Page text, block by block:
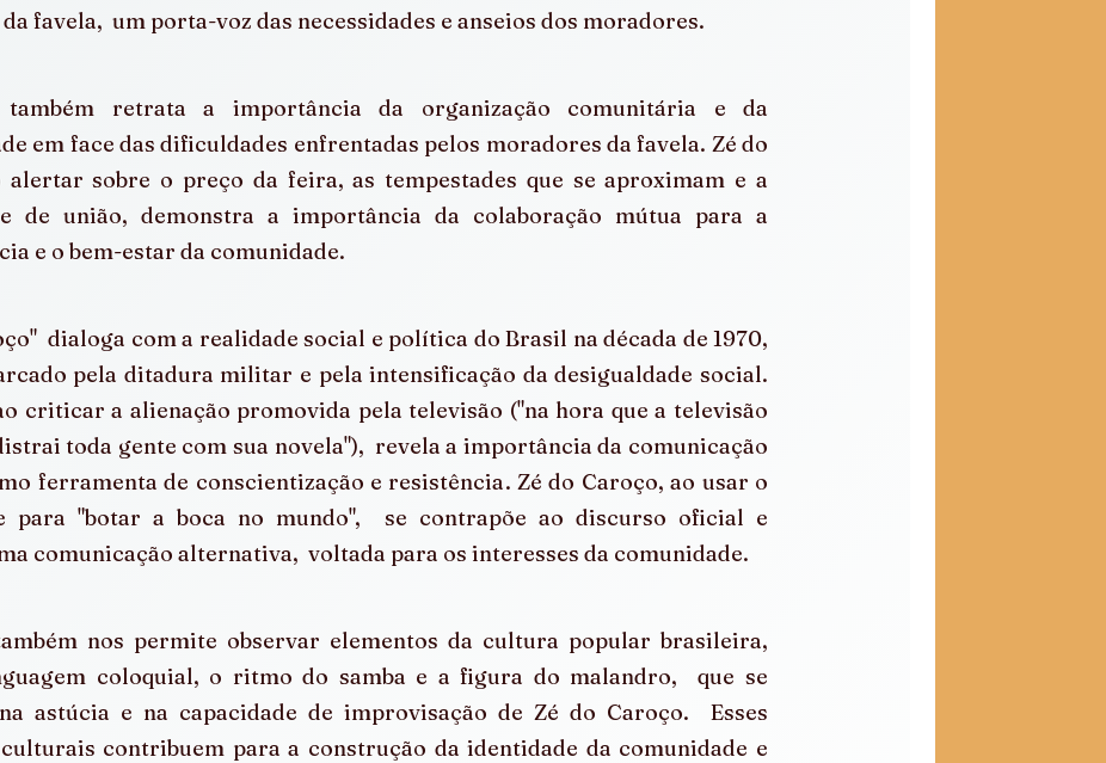
favela,  um porta-voz das necessidades e anseios dos moradores.
retrata a importância da organização comunitária e da
em face das dificuldades enfrentadas pelos moradores da favela. Zé do
alertar sobre o preço da feira, as tempestades que se aproximam e a
de união, demonstra a importância da colaboração mútua para a
e o bem-estar da comunidade.
dialoga com a realidade social e política do Brasil na década de 1970,
pela ditadura militar e pela intensificação da desigualdade social.
criticar a alienação promovida pela televisão ("na hora que a televisão
toda gente com sua novela"),  revela a importância da comunicação
ferramenta de conscientização e resistência. Zé do Caroço, ao usar o
para "botar a boca no mundo",  se contrapõe ao discurso oficial e
comunicação alternativa,  voltada para os interesses da comunidade.
nos permite observar elementos da cultura popular brasileira,
coloquial, o ritmo do samba e a figura do malandro,  que se
astúcia e na capacidade de improvisação de Zé do Caroço.  Esses
contribuem para a construção da identidade da comunidade e